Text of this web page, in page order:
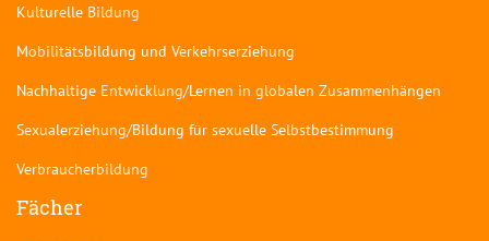
Kulturelle Bildung
Mobilitätsbildung und Verkehrserziehung
Nachhaltige Entwicklung/Lernen in globalen Zusammenhängen
Sexualerziehung/Bildung für sexuelle Selbstbestimmung
Verbraucherbildung
Fächer